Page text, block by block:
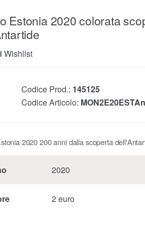
Estonia 2020 colorata
Wishlist
Codice Prod.: 145125
Codice Articolo:
2020 200 anni dalla scoperta
2020
2 euro